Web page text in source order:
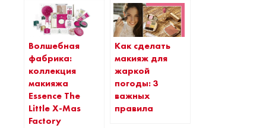
Волшебная
фабрика:
коллекция
макияжа
Essence The
Little X-Mas
Factory
Как сделать
макияж для
жаркой
погоды: 3
важных
правила